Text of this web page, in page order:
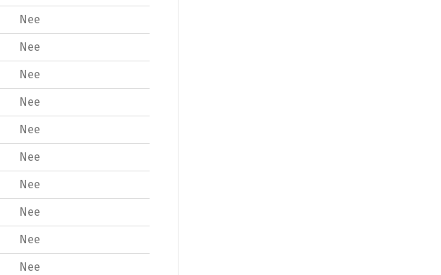
Nee
Nee
Nee
Nee
Nee
Nee
Nee
Nee
Nee
Nee